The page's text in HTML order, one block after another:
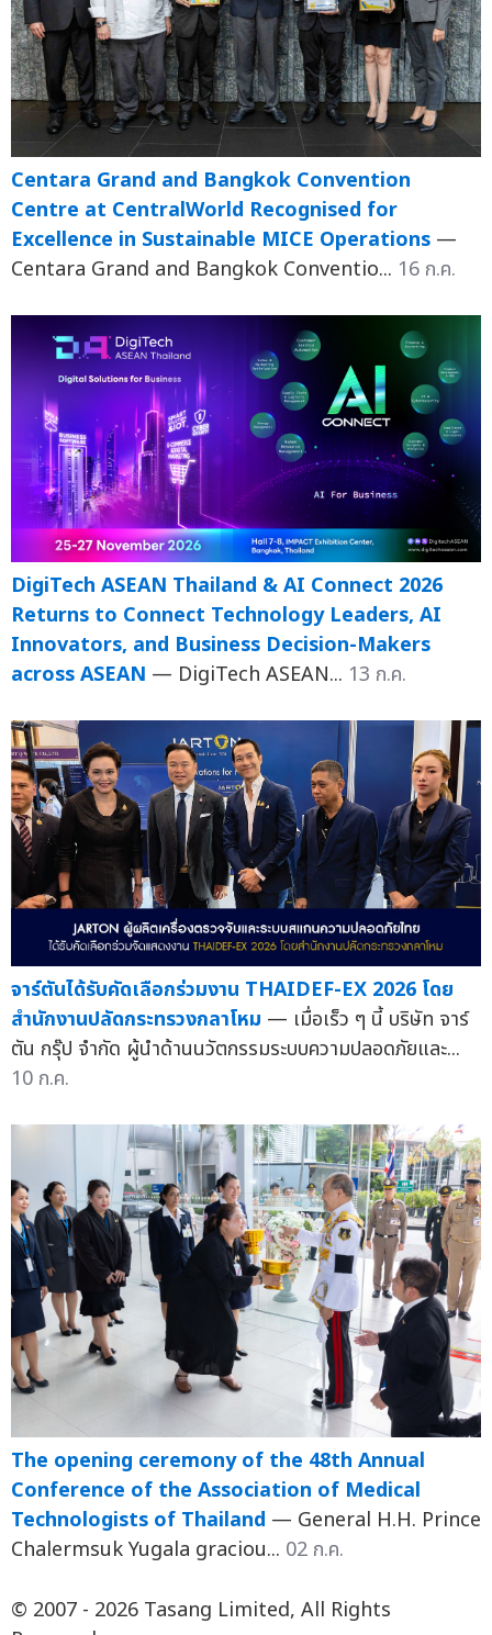
Centara Grand and Bangkok Convention
Centre at CentralWorld Recognised for
Excellence in Sustainable MICE Operations —
Centara Grand and Bangkok Conventio... 16 ก.ค.
DigiTech ASEAN Thailand & AI Connect 2026
Returns to Connect Technology Leaders, AI
Innovators, and Business Decision-Makers
across ASEAN — DigiTech ASEAN... 13 ก.ค.
จาร์ตันได้รับคัดเลือกร่วมงาน THAIDEF-EX 2026 โดย
สำนักงานปลัดกระทรวงกลาโหม — เมื่อเร็ว ๆ นี้ บริษัท จาร์
ตัน กรุ๊ป จำกัด ผู้นำด้านนวัตกรรมระบบความปลอดภัยและ...
10 ก.ค.
The opening ceremony of the 48th Annual
Conference of the Association of Medical
Technologists of Thailand — General H.H. Prince
Chalermsuk Yugala graciou... 02 ก.ค.
© 2007 - 2026 Tasang Limited, All Rights